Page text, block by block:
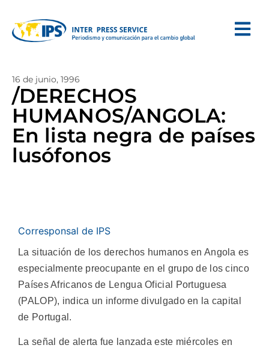
16 de junio, 1996
/DERECHOS
HUMANOS/ANGOLA:
En lista negra de países
lusófonos
Corresponsal de IPS
La situación de los derechos humanos en Angola es
especialmente preocupante en el grupo de los cinco
Países Africanos de Lengua Oficial Portuguesa
(PALOP), indica un informe divulgado en la capital
de Portugal.
La señal de alerta fue lanzada este miércoles en